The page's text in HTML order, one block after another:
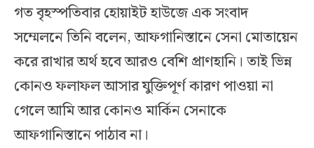
গত বৃহস্পতিবার হোয়াইট হাউজে এক সংবাদ
সম্মেলনে তিনি বলেন, আফগানিস্তানে সেনা মোতায়েন
করে রাখার অর্থ হবে আরও বেশি প্রাণহানি। তাই ভিন্ন
কোনও ফলাফল আসার যুক্তিপূর্ণ কারণ পাওয়া না
গেলে আমি আর কোনও মার্কিন সেনাকে
আফগানিস্তানে পাঠাব না।